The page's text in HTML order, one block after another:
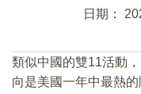
日期：
類似中國的雙11活動
向是美國一年中最熱